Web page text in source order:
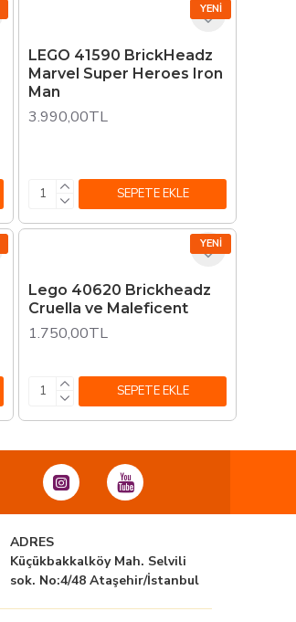
YENI
LEGO 41590 BrickHeadz
Marvel Super Heroes Iron
Man
3.990,00TL
SEPETE EKLE
YENI
Lego 40620 Brickheadz
Cruella ve Maleficent
1.750,00TL
SEPETE EKLE
ADRES
Küçükbakkalköy Mah. Selvili
sok. No:4/48 Ataşehir/İstanbul